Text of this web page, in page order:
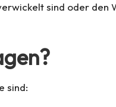
sind oder den
sind: